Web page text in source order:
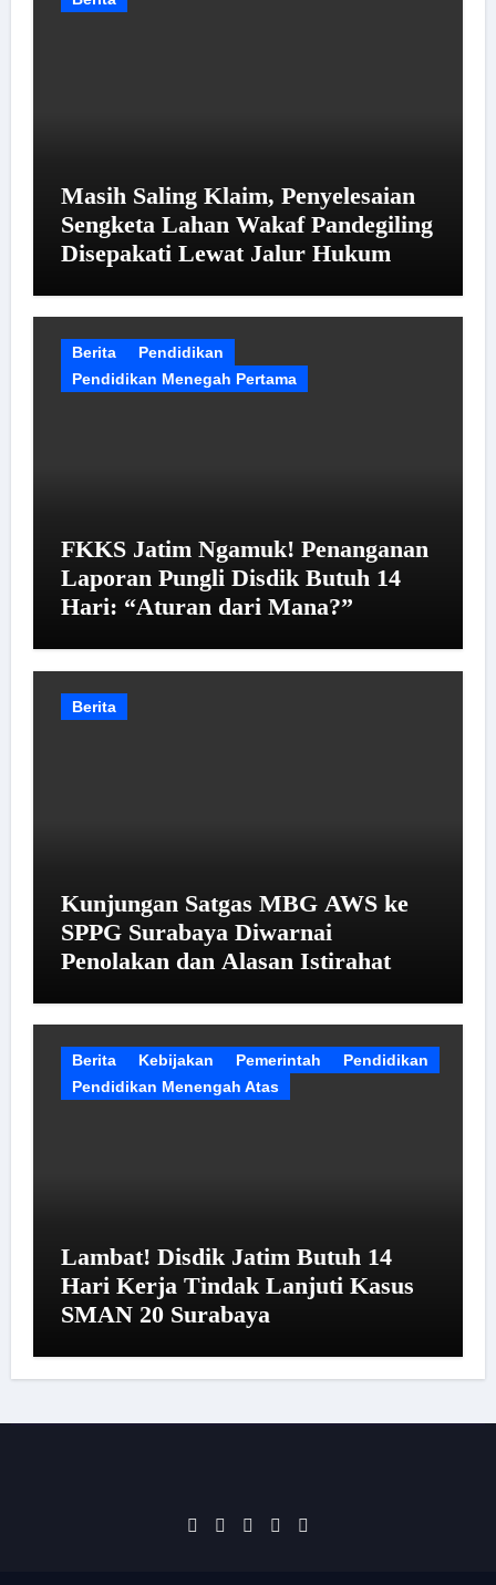
Masih Saling Klaim, Penyelesaian
Sengketa Lahan Wakaf Pandegiling
Disepakati Lewat Jalur Hukum
Berita
Pendidikan
Pendidikan Menegah Pertama
FKKS Jatim Ngamuk! Penanganan
Laporan Pungli Disdik Butuh 14
Hari: “Aturan dari Mana?”
Berita
Kunjungan Satgas MBG AWS ke
SPPG Surabaya Diwarnai
Penolakan dan Alasan Istirahat
Berita Kebijakan Pemerintah
Pendidikan
Pendidikan Menengah Atas
Lambat! Disdik Jatim Butuh 14
Hari Kerja Tindak Lanjuti Kasus
SMAN 20 Surabaya